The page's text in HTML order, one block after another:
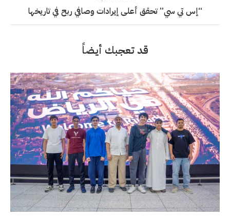
“إس تي سي” تحقق أعلى إيرادات وصافي ربح في تاريخها
قد تعجبك أيضاً